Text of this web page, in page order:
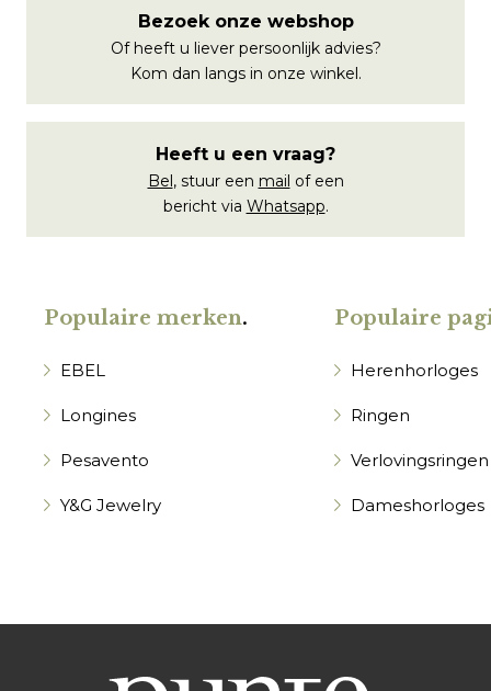
Bezoek onze webshop
Of heeft u liever persoonlijk advies?
Kom dan langs in onze winkel.
Heeft u een vraag?
Bel, stuur een mail of een
bericht via Whatsapp.
Populaire merken.
EBEL
Longines
Pesavento
Y&G Jewelry
Populaire
Herenhorloges
Ringen
Verlovingsringen
Dameshorloges